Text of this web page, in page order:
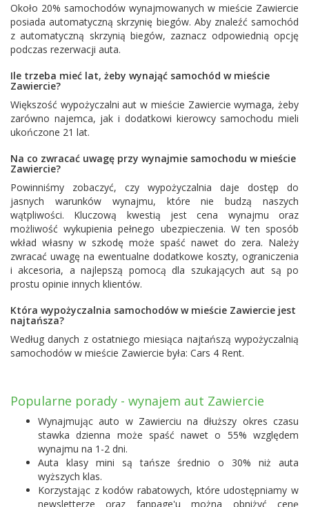
Około 20% samochodów wynajmowanych w mieście Zawiercie
posiada automatyczną skrzynię biegów. Aby znaleźć samochód
z automatyczną skrzynią biegów, zaznacz odpowiednią opcję
podczas rezerwacji auta.
Ile trzeba mieć lat, żeby wynająć samochód w mieście
Zawiercie?
Większość wypożyczalni aut w mieście Zawiercie wymaga, żeby
zarówno najemca, jak i dodatkowi kierowcy samochodu mieli
ukończone 21 lat.
Na co zwracać uwagę przy wynajmie samochodu w mieście
Zawiercie?
Powinniśmy zobaczyć, czy wypożyczalnia daje dostęp do
jasnych warunków wynajmu, które nie budzą naszych
wątpliwości. Kluczową kwestią jest cena wynajmu oraz
możliwość wykupienia pełnego ubezpieczenia. W ten sposób
wkład własny w szkodę może spaść nawet do zera. Należy
zwracać uwagę na ewentualne dodatkowe koszty, ograniczenia
i akcesoria, a najlepszą pomocą dla szukających aut są po
prostu opinie innych klientów.
Która wypożyczalnia samochodów w mieście Zawiercie jest
najtańsza?
Według danych z ostatniego miesiąca najtańszą wypożyczalnią
samochodów w mieście Zawiercie była: Cars 4 Rent.
Popularne porady - wynajem aut Zawiercie
Wynajmując auto w Zawierciu na dłuższy okres czasu
stawka dzienna może spaść nawet o 55% względem
wynajmu na 1-2 dni.
Auta klasy mini są tańsze średnio o 30% niż auta
wyższych klas.
Korzystając z kodów rabatowych, które udostępniamy w
newsletterze oraz fanpage'u można obniżyć cenę